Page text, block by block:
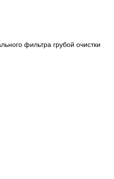
фильтра грубой очистки